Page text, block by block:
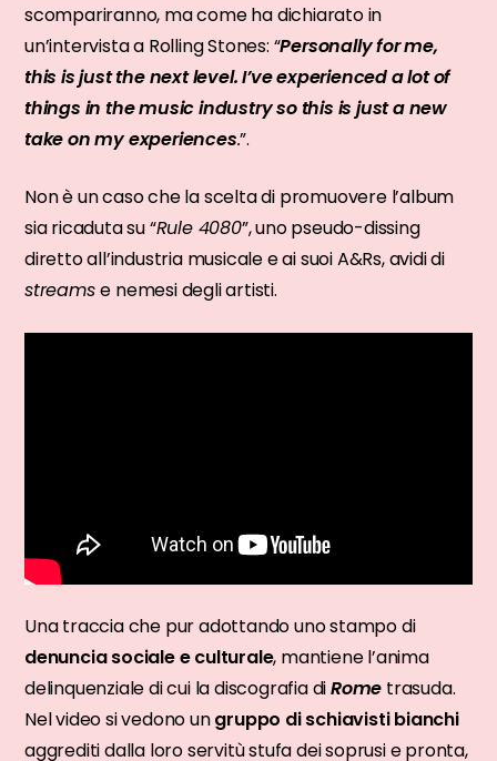
scompariranno, ma come ha dichiarato in
un’intervista a Rolling Stones: “Personally for me,
this is just the next level. I’ve experienced a lot of
things in the music industry so this is just a new
take on my experiences.”.
Non è un caso che la scelta di promuovere l’album
sia ricaduta su “Rule 4080”, uno pseudo-dissing
diretto all’industria musicale e ai suoi A&Rs, avidi di
streamse nemesi degli artisti.
Una traccia che pur adottando uno stampo di
denuncia sociale e culturale, mantiene l’anima
delinquenziale di cui la discografia diRome trasuda.
Nel video si vedono ungruppo di schiavisti bianchi
aggrediti dalla loro servitù stufa dei soprusi e pronta,